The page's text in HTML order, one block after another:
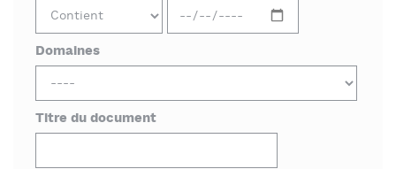
Domaines
Titre du document